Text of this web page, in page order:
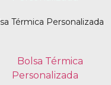
Térmica Personalizada